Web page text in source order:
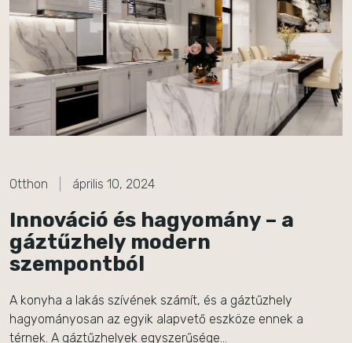
Otthon április 10, 2024
Innováció és hagyomány – a
gáztűzhely modern
szempontból
A konyha a lakás szívének számít, és a gáztűzhely
hagyományosan az egyik alapvető eszköze ennek a
térnek. A gáztűzhelyek egyszerűsége…